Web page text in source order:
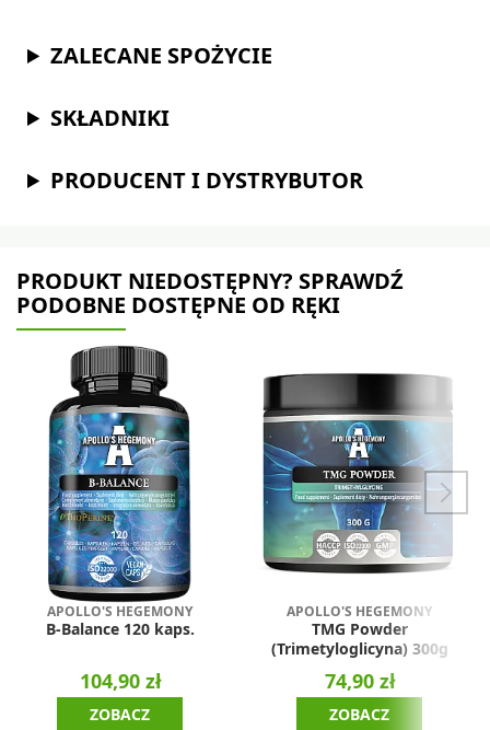
ZALECANE SPOŻYCIE
SKŁADNIKI
PRODUCENT I DYSTRYBUTOR
PRODUKT NIEDOSTĘPNY? SPRAWDŹ
PODOBNE DOSTĘPNE OD RĘKI
APOLLO'S HEGEMONY
B-Balance 120 kaps.
104,90 zł
ZOBACZ
APOLLO'S HEGEMONY
TMG Powder
(Trimetyloglicyna) 300g
74,90 zł
ZOBACZ